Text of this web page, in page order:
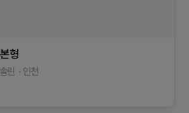
형
린 인천